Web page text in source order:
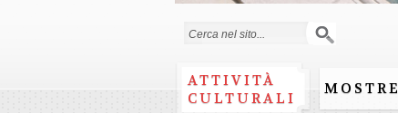
Form di ricerca
ATTIVITÀ
CULTURALI
MOSTRE